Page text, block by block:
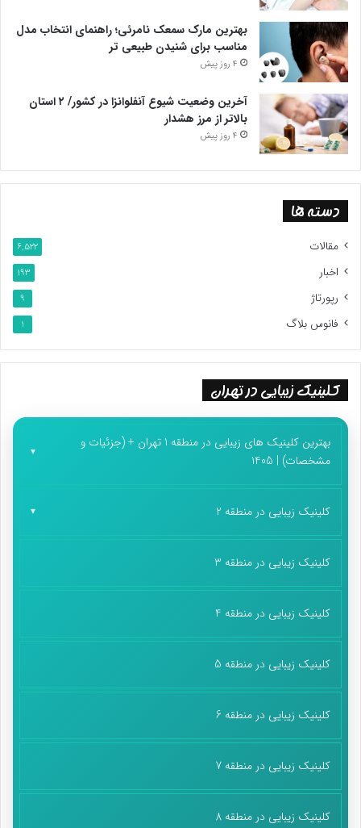
بهترین مارک سمعک نامرئی؛ راهنمای انتخاب مدل
مناسب برای شنیدن طبیعی تر
4 روز پیش
آخرین وضعیت شیوع آنفلوانزا در کشور/ ۲ استان
بالاتر از مرز هشدار
4 روز پیش
دسته ها
مقالات 6,522
اخبار 193
رپورتاژ 9
فانوس بلاگ 1
کلینیک زیبایی در تهران
بهترین کلینیک های زیبایی در منطقه 1 تهران + (جزئیات و
مشخصات) | 1405
کلینیک زیبایی در منطقه 2
کلینیک زیبایی در منطقه 3
کلینیک زیبایی در منطقه 4
کلینیک زیبایی در منطقه 5
کلینیک زیبایی در منطقه 6
کلینیک زیبایی در منطقه 7
کلینیک زیبایی در منطقه 8